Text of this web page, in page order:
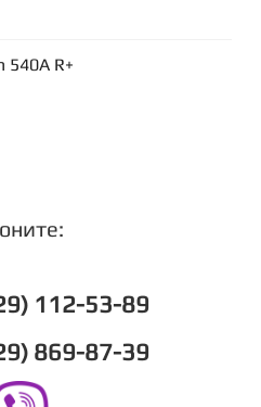
540A R+
112-53-89
869-87-39